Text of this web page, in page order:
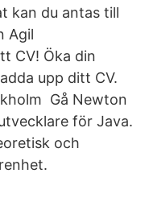
kan du antas till
Agil
CV! Öka din
upp ditt CV.
Gå Newton
för Java.
och